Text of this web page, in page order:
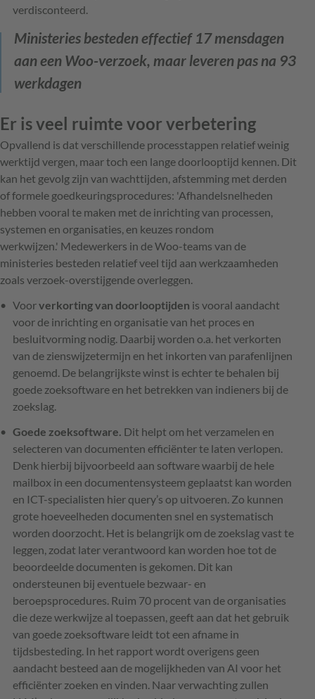
verdisconteerd.
Ministeries besteden effectief 17 mensdagen
aan een Woo-verzoek, maar leveren pas na 93
werkdagen
Er is veel ruimte voor verbetering
Opvallend is dat verschillende processtappen relatief weinig
werktijd vergen, maar toch een lange doorlooptijd kennen. Dit
kan het gevolg zijn van wachttijden, afstemming met derden
of formele goedkeuringsprocedures: 'Afhandelsnelheden
hebben vooral te maken met de inrichting van processen,
systemen en organisaties, en keuzes rondom
werkwijzen.' Medewerkers in de Woo-teams van de
ministeries besteden relatief veel tijd aan werkzaamheden
zoals verzoek-overstijgende overleggen.
Voorverkorting van doorlooptijden is vooral aandacht
voor de inrichting en organisatie van het proces en
besluitvorming nodig. Daarbij worden o.a. het verkorten
van de zienswijzetermijn en het inkorten van parafenlijnen
genoemd. De belangrijkste winst is echter te behalen bij
goede zoeksoftware en het betrekken van indieners bij de
zoekslag.
Goede zoeksoftware. Dit helpt om het verzamelen en
selecteren van documenten efficiënter te laten verlopen.
Denk hierbij bijvoorbeeld aan software waarbij de hele
mailbox in een documentensysteem geplaatst kan worden
en ICT-specialisten hier query’s op uitvoeren. Zo kunnen
grote hoeveelheden documenten snel en systematisch
worden doorzocht. Het is belangrijk om de zoekslag vast te
leggen, zodat later verantwoord kan worden hoe tot de
beoordeelde documenten is gekomen. Dit kan
ondersteunen bij eventuele bezwaar- en
beroepsprocedures. Ruim 70 procent van de organisaties
die deze werkwijze al toepassen, geeft aan dat het gebruik
van goede zoeksoftware leidt tot een afname in
tijdsbesteding. In het rapport wordt overigens geen
aandacht besteed aan de mogelijkheden van AI voor het
efficiënter zoeken en vinden. Naar verwachting zullen